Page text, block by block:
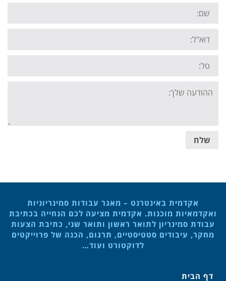
Name:
Email:
Tel:
Your
message:
שלח
אקדמית באינטרנט – מאגר עבודות סמינריוניות
ואקדמאיות מוכנות. אקדמית מציעה לכם הנחייה בכתיבת
עבודת סמינריון לתואר ראשון ותואר שני, כתיבת הצעות
מחקר, עיבודים סטטיסטיים, תרגום, הכנה של פרוייקטים
לדוקטורט ועוד…
דף הבית